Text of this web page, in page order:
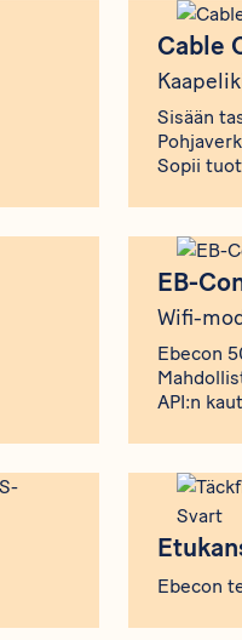
Cable
Sisään
Sopii
Cable Clip
EB-
Wifi-
Ebecon
API:n
EB-Connect
Ebecon
Etukansi